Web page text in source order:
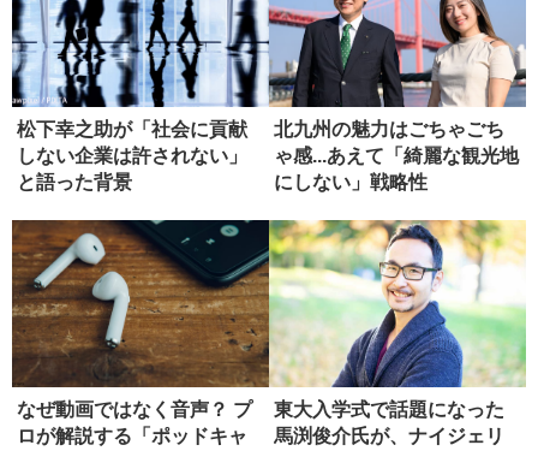
松下幸之助が「社会に貢献
しない企業は許されない」
と語った背景
北九州の魅力はごちゃごち
ゃ感...あえて「綺麗な観光地
にしない」戦略性
なぜ動画ではなく音声？ プ
ロが解説する「ポッドキャ
東大入学式で話題になった
馬渕俊介氏が、ナイジェリ